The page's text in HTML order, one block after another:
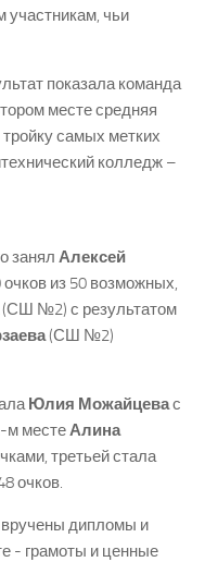
участникам, чьи
показала команда
месте средняя
самых метких
колледж –
занял Алексей
из 50 возможных,
(СШ №2) с результатом
(СШ №2)
Юлия Можайцевас
м местеАлина
третьей стала
очков.
дипломы и
­- грамоты и ценные